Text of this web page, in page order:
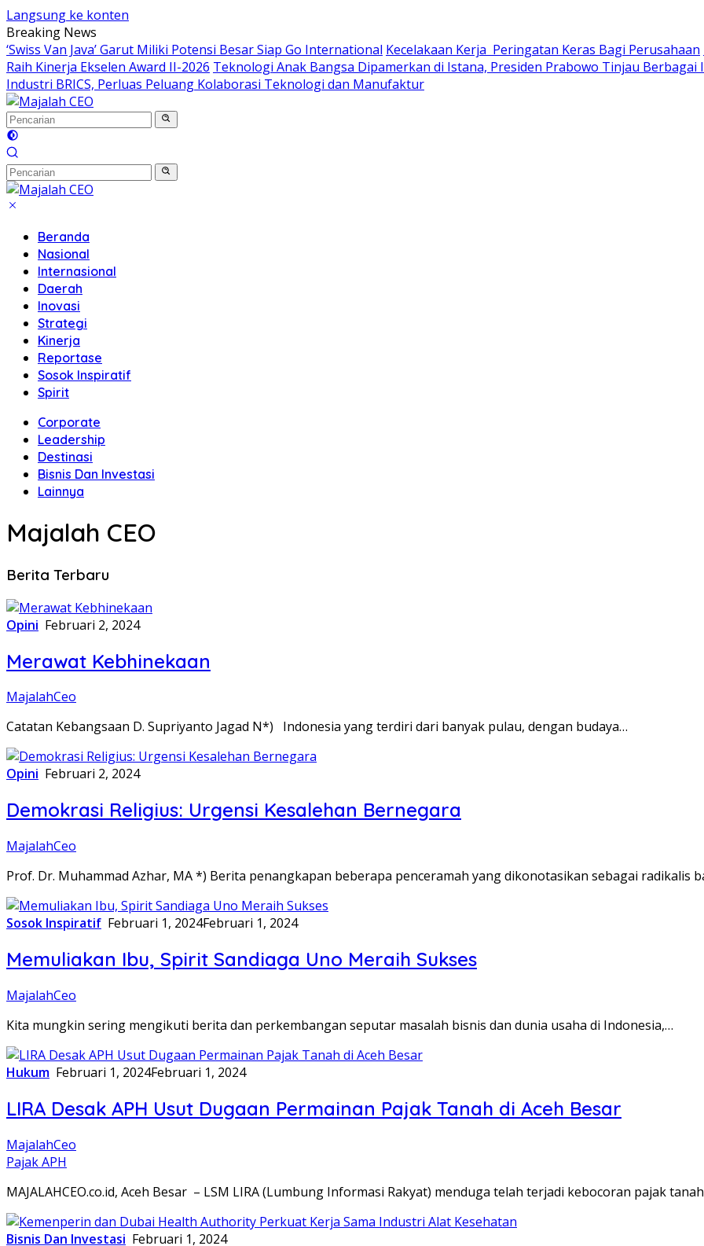
Langsung ke konten
Breaking News
‘Swiss Van Java’ Garut Miliki Potensi Besar Siap Go International Kecelakaan Kerja Peringatan Keras Bagi Perusahaan
Raih Kinerja Ekselen Award II-2026 Teknologi Anak Bangsa Dipamerkan di Istana, Presiden Prabowo Tinjau Berbagai
Industri BRICS, Perluas Peluang Kolaborasi Teknologi dan Manufaktur
Beranda
Nasional
Internasional
Daerah
Inovasi
Strategi
Kinerja
Reportase
Sosok Inspiratif
Spirit
Corporate
Leadership
Destinasi
Bisnis Dan Investasi
Lainnya
Majalah CEO
Berita Terbaru
Opini Februari 2, 2024
Merawat Kebhinekaan
MajalahCeo
Catatan Kebangsaan D. Supriyanto Jagad N*) Indonesia yang terdiri dari banyak pulau, dengan budaya…
Opini Februari 2, 2024
Demokrasi Religius: Urgensi Kesalehan Bernegara
MajalahCeo
Prof. Dr. Muhammad Azhar, MA *) Berita penangkapan beberapa penceramah yang dikonotasikan sebagai radikalis
Sosok Inspiratif Februari 1, 2024Februari 1, 2024
Memuliakan Ibu, Spirit Sandiaga Uno Meraih Sukses
MajalahCeo
Kita mungkin sering mengikuti berita dan perkembangan seputar masalah bisnis dan dunia usaha di Indonesia,…
Hukum Februari 1, 2024Februari 1, 2024
LIRA Desak APH Usut Dugaan Permainan Pajak Tanah di Aceh Besar
MajalahCeo
Pajak APH
MAJALAHCEO.co.id, Aceh Besar – LSM LIRA (Lumbung Informasi Rakyat) menduga telah terjadi kebocoran pajak
Bisnis Dan Investasi Februari 1, 2024